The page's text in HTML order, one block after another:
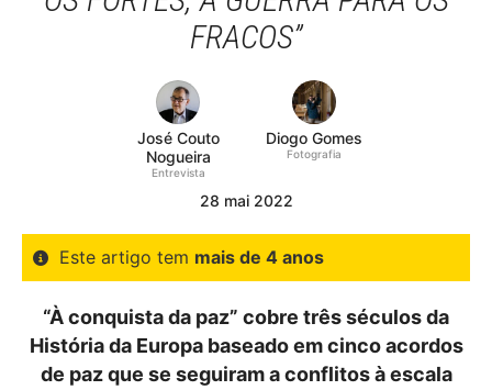
FRACOS”
José Couto
Nogueira
Entrevista
Diogo Gomes
Fotografia
28 mai 2022
Este artigo tem mais de 4 anos
“À conquista da paz” cobre três séculos da
História da Europa baseado em cinco acordos
de paz que se seguiram a conflitos à escala